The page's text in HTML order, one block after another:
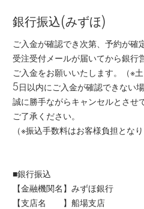
銀行振込(みずほ)
ご入金が確認でき次第、予約が確
受注受付メールが届いてから銀行
ご入金をお願いいたします。（※土
5日以内にご入金が確認できない場
誠に勝手ながらキャンセルとさせ
ご了承ください。
（※振込手数料はお客様負担となり
■銀行振込
【金融機関名】みずほ銀行
【支店名 】船場支店